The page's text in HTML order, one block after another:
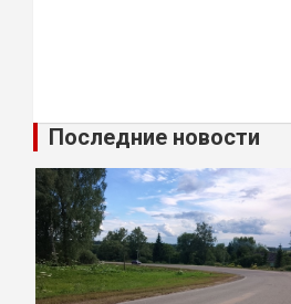
Последние новости